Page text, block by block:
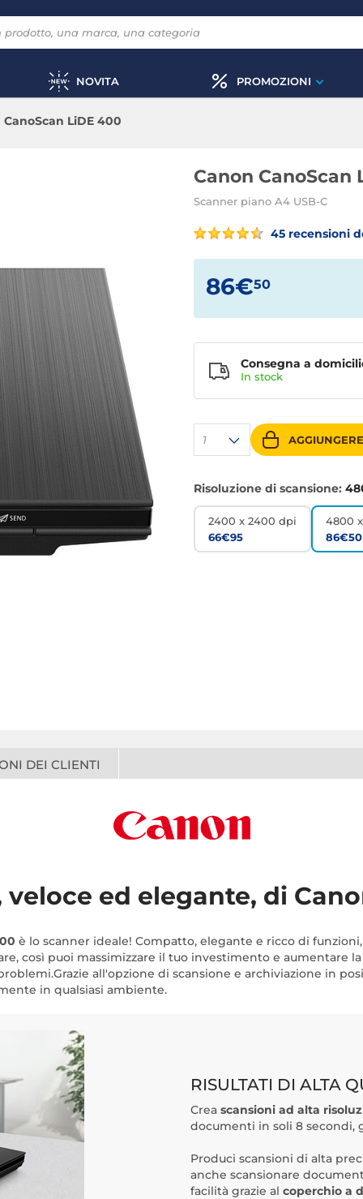
NOVITA PROMOZIONI
CanoScan LiDE 400
Canon CanoScan
Scanner piano A4 USB-C
45 recensioni
86€50
1
Consegna a
In stock
Risoluzione di scansione:
2400 x 2400 dpi
66€95
4800
86€50
DEI CLIENTI
ed elegante, di
è lo scanner ideale! Compatto, elegante e ricco di
così puoi massimizzare il tuo investimento e aumentare
all'opzione di scansione e archiviazione in
in qualsiasi ambiente.
RISULTATI DI ALTA
Crea scansioni ad alta
documenti in soli 8 secondi,
Produci scansioni di alta
anche scansionare
facilità grazie al coperchio a